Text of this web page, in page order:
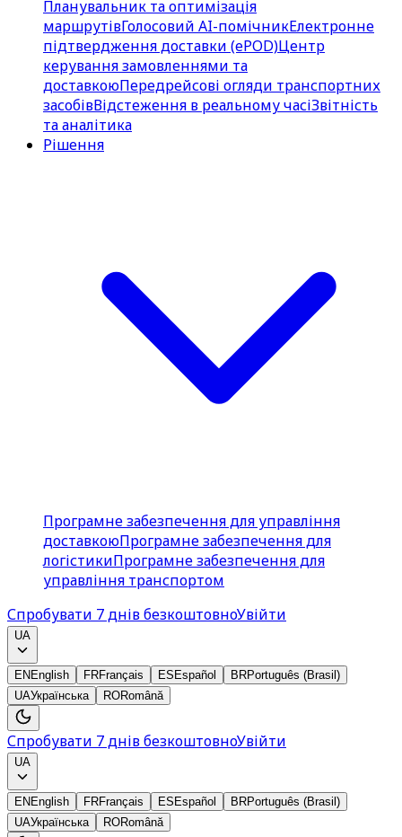
Планувальник та оптимізація
маршрутівГолосовий AI-помічникЕлектронне
підтвердження доставки (ePOD)Центр
керування замовленнями та
доставкоюПередрейсові огляди транспортних
засобівВідстеження в реальному часіЗвітність
та аналітика
Рішення
Програмне забезпечення для управління
доставкоюПрограмне забезпечення для
логістикиПрограмне забезпечення для
управління транспортом
Спробувати 7 днів безкоштовноУвійти
UA
EN English FRFrançais ES Español BRPortuguês (Brasil)
UAУкраїнська RORomână
Спробувати 7 днів безкоштовноУвійти
UA
EN English FRFrançais ES Español BRPortuguês (Brasil)
UAУкраїнська RORomână